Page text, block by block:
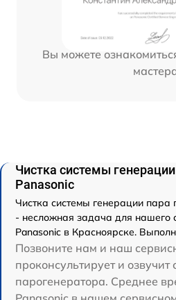
Вы можете
Чистка системы
Panasonic
Чистка системы генерации пара
- несложная задача для нашего
Panasonic в Красноярске.
Позвоните нам и наш
проконсультирует и озвучит
парогенератора. Среднее